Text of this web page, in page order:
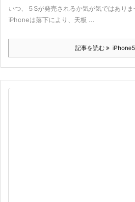
いつ、５Sが発売されるか気が気ではあり
iPhoneは落下により、天板 ...
記事を読む